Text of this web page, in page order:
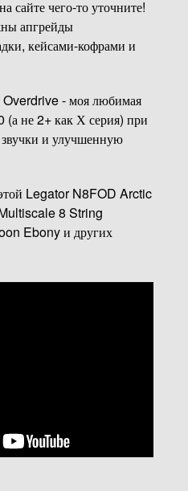
сайте чего-то уточните!
апгрейды
кейсами-кофрами и
Overdrive - моя любимая
(а не 2+ как Х серия) при
и улучшенную
Legator N8FOD Arctic
8 String
Ebony и других